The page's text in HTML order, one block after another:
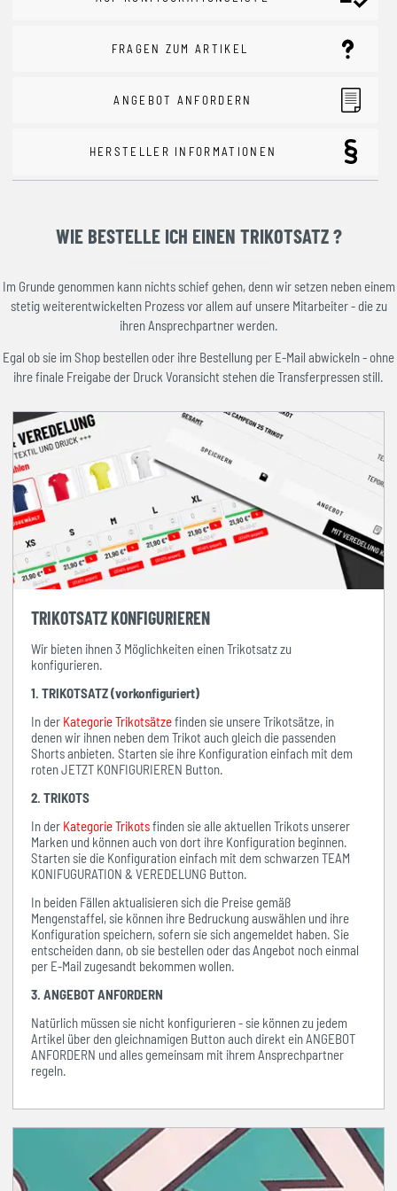
FRAGEN ZUM ARTIKEL
ANGEBOT ANFORDERN
HERSTELLER INFORMATIONEN
WIE BESTELLE ICH EINEN TRIKOTSATZ ?
Im Grunde genommen kann nichts schief gehen, denn wir setzen neben einem
stetig weiterentwickelten Prozess vor allem auf unsere Mitarbeiter - die zu
ihren Ansprechpartner werden.
Egal ob sie im Shop bestellen oder ihre Bestellung per E-Mail abwickeln - ohne
ihre finale Freigabe der Druck Voransicht stehen die Transferpressen still.
TRIKOTSATZ KONFIGURIEREN
Wir bieten ihnen 3 Möglichkeiten einen Trikotsatz zu
konfigurieren.
1. TRIKOTSATZ (vorkonfiguriert)
In der Kategorie Trikotsätzefinden sie unsere Trikotsätze, in
denen wir ihnen neben dem Trikot auch gleich die passenden
Shorts anbieten. Starten sie ihre Konfiguration einfach mit dem
roten JETZT KONFIGURIEREN Button.
2. TRIKOTS
In der Kategorie Trikotsfinden sie alle aktuellen Trikots unserer
Marken und können auch von dort ihre Konfiguration beginnen.
Starten sie die Konfiguration einfach mit dem schwarzen TEAM
KONIFUGURATION & VEREDELUNG Button.
In beiden Fällen aktualisieren sich die Preise gemäß
Mengenstaffel, sie können ihre Bedruckung auswählen und ihre
Konfiguration speichern, sofern sie sich angemeldet haben. Sie
entscheiden dann, ob sie bestellen oder das Angebot noch einmal
per E-Mail zugesandt bekommen wollen.
3. ANGEBOT ANFORDERN
Natürlich müssen sie nicht konfigurieren - sie können zu jedem
Artikel über den gleichnamigen Button auch direkt ein ANGEBOT
ANFORDERN und alles gemeinsam mit ihrem Ansprechpartner
regeln.